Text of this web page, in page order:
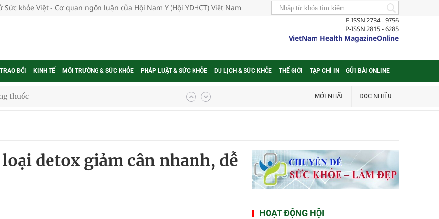
Sức khỏe Việt - Cơ quan ngôn luận của Hội Nam Y (Hội YDHCT) Việt Nam
E-ISSN 2734 - 9756
P-ISSN 2815 - 6285
VietNam Health MagazineOnline
ĐỔI KINH TẾ MÔI TRƯỜNG & SỨC KHỎE PHÁP LUẬT & SỨC KHỎE DU LỊCH & SỨC KHỎE THẾ GIỚI TẠP CHÍ IN GỬI BÀI ONLINE
cực hiệu quả
gia
MỚI NHẤT ĐỌC NHIỀU
detox giảm cân nhanh, dễ
HOẠT ĐỘNG HỘI